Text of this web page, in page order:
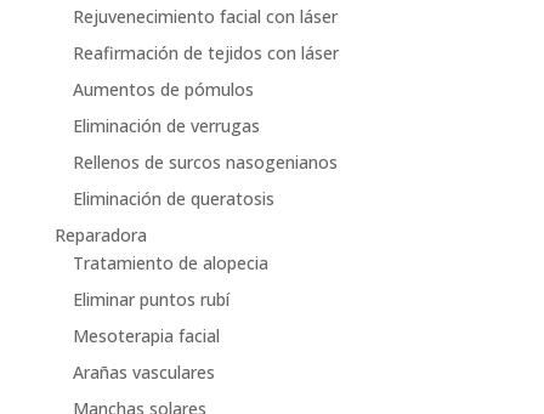
Rejuvenecimiento facial con láser
Reafirmación de tejidos con láser
Aumentos de pómulos
Eliminación de verrugas
Rellenos de surcos nasogenianos
Eliminación de queratosis
Reparadora
Tratamiento de alopecia
Eliminar puntos rubí
Mesoterapia facial
Arañas vasculares
Manchas solares